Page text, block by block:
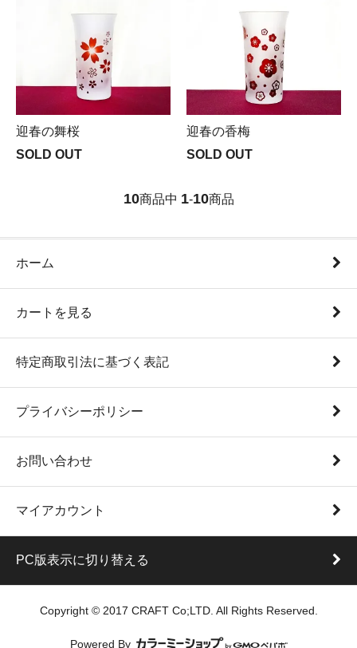
迎春の舞桜
SOLD OUT
迎春の香梅
SOLD OUT
10商品中 1-10商品
ホーム
カートを見る
特定商取引法に基づく表記
プライバシーポリシー
お問い合わせ
マイアカウント
PC版表示に切り替える
Copyright © 2017 CRAFT Co;LTD. All Rights Reserved.
Powered By